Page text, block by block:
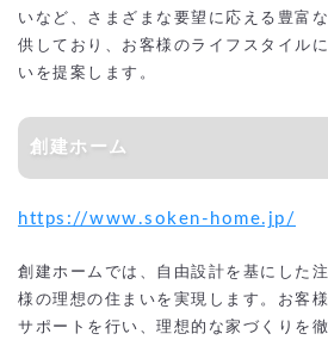
いなど、さまざまな要望に応える豊富
供しており、お客様のライフスタイル
いを提案します。
創建ホーム
https://www.soken-home.jp/
創建ホームでは、自由設計を基にした
様の理想の住まいを実現します。お客
サポートを行い、理想的な家づくりを